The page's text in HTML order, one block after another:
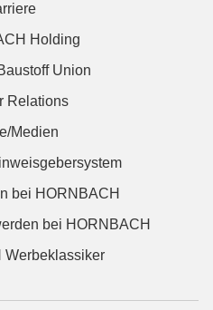
Holding
Union
Relations
Medien
bei HORNBACH
bei HORNBACH
Werbeklassiker